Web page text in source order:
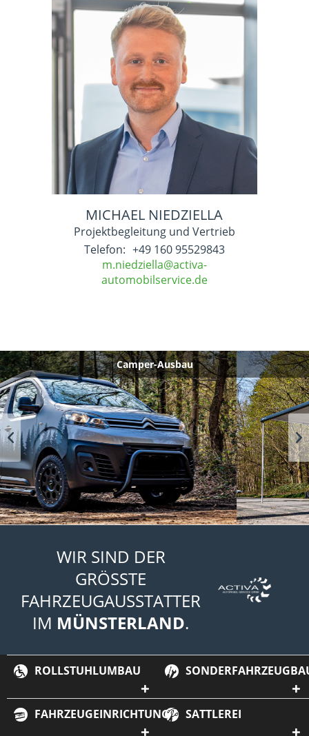
MICHAEL NIEDZIELLA
Projektbegleitung und Vertrieb
Telefon: +49 160 95529843
m.niedziella@activa-
automobilservice.de
Camper-Ausbau
WIR SIND DER
GRÖSSTE
FAHRZEUGAUSSTATTER
IM MÜNSTERLAND.
ROLLSTUHLUMBAU
FAHRZEUGEINRICHTUNG SATTLEREI